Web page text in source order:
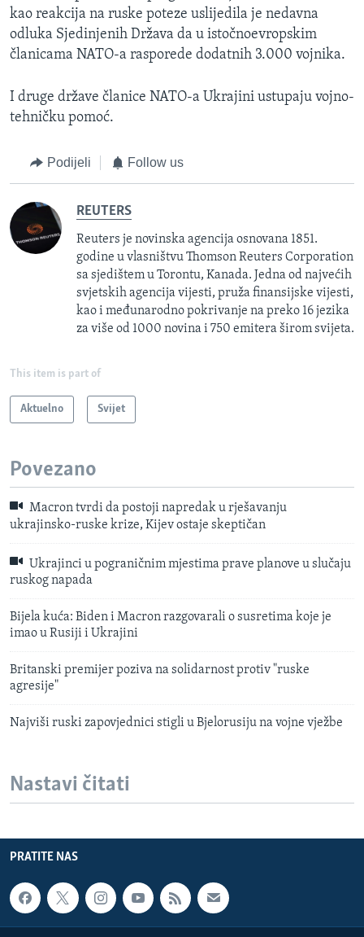
kao reakcija na ruske poteze uslijedila je nedavna
odluka Sjedinjenih Država da u istočnoevropskim
članicama NATO-a rasporede dodatnih 3.000 vojnika.
I druge države članice NATO-a Ukrajini ustupaju vojno-
tehničku pomoć.
Podijeli Follow us
REUTERS
Reuters je novinska agencija osnovana 1851.
godine u vlasništvu Thomson Reuters Corporation
sa sjedištem u Torontu, Kanada. Jedna od najvećih
svjetskih agencija vijesti, pruža finansijske vijesti,
kao i međunarodno pokrivanje na preko 16 jezika
za više od 1000 novina i 750 emitera širom svijeta.
This item is part of
Aktuelno Svijet
Povezano
Macron tvrdi da postoji napredak u rješavanju
ukrajinsko-ruske krize, Kijev ostaje skeptičan
Ukrajinci u pograničnim mjestima prave planove u slučaju
ruskog napada
Bijela kuća: Biden i Macron razgovarali o susretima koje je
imao u Rusiji i Ukrajini
Britanski premijer poziva na solidarnost protiv "ruske
agresije"
Najviši ruski zapovjednici stigli u Bjelorusiju na vojne vježbe
Nastavi čitati
PRATITE NAS